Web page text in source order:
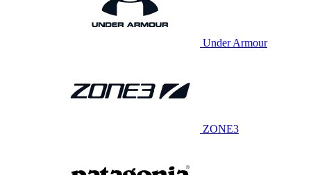
Under Armour
ZONE3